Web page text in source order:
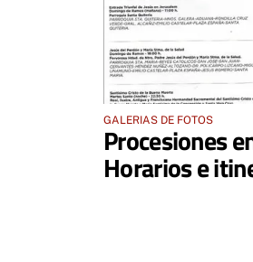
GALERIAS DE FOTOS
Procesiones
Horarios e